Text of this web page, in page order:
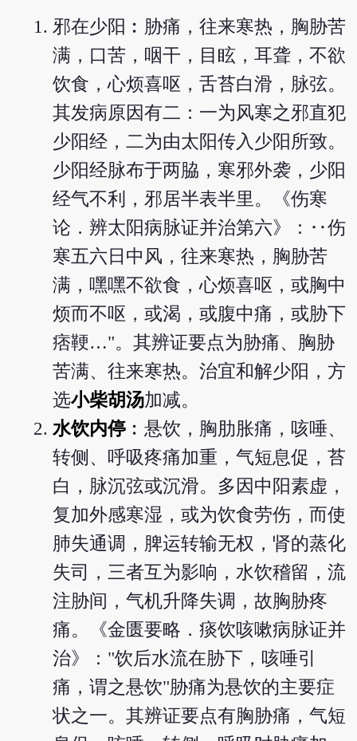
邪在少阳︰胁痛，往来寒热，胸胁苦
满，口苦，咽干，目眩，耳聋，不欲
饮食，心烦喜呕，舌苔白滑，脉弦。
其发病原因有二：一为风寒之邪直犯
少阳经，二为由太阳传入少阳所致。
少阳经脉布于两脇，寒邪外袭，少阳
经气不利，邪居半表半里。《伤寒
论．辨太阳病脉证并治第六》：‥伤
寒五六日中风，往来寒热，胸胁苦
满，嘿嘿不欲食，心烦喜呕，或胸中
烦而不呕，或渴，或腹中痛，或胁下
痞鞕…"。其辨证要点为胁痛、胸胁
苦满、往来寒热。治宜和解少阳，方
选小柴胡汤加减。
水饮内停 ︰悬饮，胸肋胀痛，咳唾、
转侧、呼吸疼痛加重，气短息促，苔
白，脉沉弦或沉滑。多因中阳素虚，
复加外感寒湿，或为饮食劳伤，而使
肺失通调，脾运转输无权，肾的蒸化
失司，三者互为影响，水饮稽留，流
注胁间，气机升降失调，故胸胁疼
痛。《金匮要略．痰饮咳嗽病脉证并
治》："饮后水流在胁下，咳唾引
痛，谓之悬饮"胁痛为悬饮的主要症
状之一。其辨证要点有胸胁痛，气短